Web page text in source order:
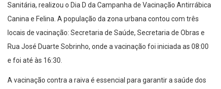
Sanitária, realizou o Dia D da Campanha de Vacinação Antirrábica
Canina e Felina. A população da zona urbana contou com três
locais de vacinação: Secretaria de Saúde, Secretaria de Obras e
Rua José Duarte Sobrinho, onde a vacinação foi iniciada as 08:00
e foi até às 16:30.
A vacinação contra a raiva é essencial para garantir a saúde dos